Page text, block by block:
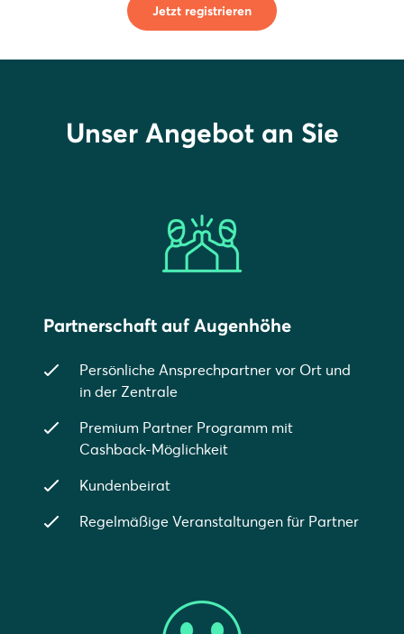
Jetzt registrieren
Unser Angebot an Sie
Partnerschaft auf Augenhöhe
Persönliche Ansprechpartner vor Ort und
in der Zentrale
Premium Partner Programm mit
Cashback-Möglichkeit
Kundenbeirat
Regelmäßige Veranstaltungen für Partner